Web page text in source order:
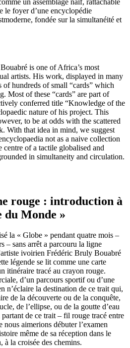
un assemblage naïf, rattachable
le foyer d’une encyclopédie
fondée sur la simultanéité et
is one of Africa’s most
artists. His work, displayed in many
of hundreds of small “cards” which
Most of these “cards” are part of
conferred title “Knowledge of the
nature of his project. This
to be at odds with the scattered
With that idea in mind, we suggest
not as a naive collection
of a tactile globalised and
in simultaneity and circulation.
rouge : introduction à
du Monde »
la « Globe » pendant quatre mois –
– sans arrêt a parcouru la ligne
ivoirien Frédéric Bruly Bouabré
légende se lit comme une carte
itinéraire tracé au crayon rouge.
d’un parcours sportif ou d’une
n’éclaire la destination de ce trait qui,
de la découverte ou de la conquête,
de l’ellipse, ou de la goutte d’eau
partant de ce trait – fil rouge tracé entre
nous aimerions débuter l’examen
même de sa réception dans le
à la croisée des chemins.